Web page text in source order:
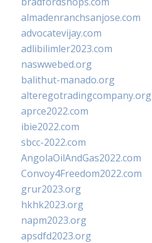
almadenranchsanjose.com
advocatevijay.com
adlibilimler2023.com
naswwebed.org
balithut-manado.org
alteregotradingcompany.org
aprce2022.com
ibie2022.com
sbcc-2022.com
AngolaOilAndGas2022.com
Convoy4Freedom2022.com
grur2023.org
hkhk2023.org
napm2023.org
apsdfd2023.org